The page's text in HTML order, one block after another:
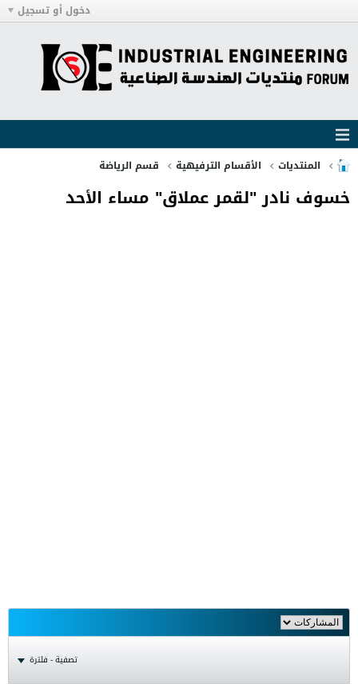
دخول أو تسجيل
المنتديات الأقسام الترفيهية قسم الرياضة
خسوف نادر "لقمر عملاق" مساء الأحد
تصفية - فلترة